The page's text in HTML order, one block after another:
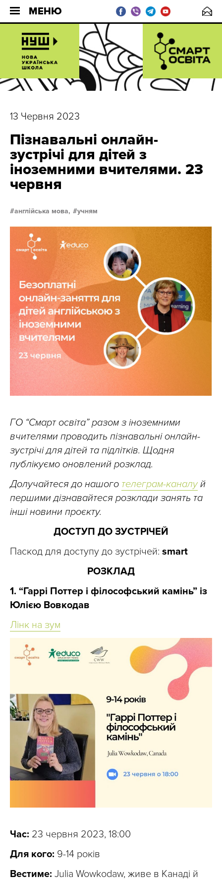
МЕНЮ
13 Червня 2023
Пізнавальні онлайн-
зустрічі для дітей з
іноземними вчителями. 23
червня
англійська мова, учням
ГО “Смарт освіта” разом з іноземними
вчителями проводить пізнавальні онлайн-
зустрічі для дітей та підлітків. Щодня
публікуємо оновлений розклад.
Долучайтеся до нашого телеграм-каналуй
першими дізнавайтеся розклади занять та
інші новини проєкту.
ДОСТУП ДО ЗУСТРІЧЕЙ
Паскод для доступу до зустрічей: smart
РОЗКЛАД
1. “Гаррі Поттер і філософський камінь” із
Юлією Вовкодав
Лінк на зум
Час: 23 червня 2023, 18:00
Для кого: 9-14 років
Вестиме: Julia Wowkodaw, живе в Канаді й